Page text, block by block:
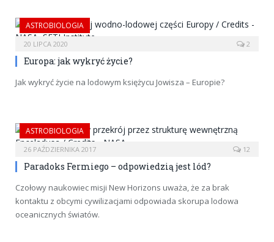
ASTROBIOLOGIA
20 LIPCA 2020 2
Europa: jak wykryć życie?
Jak wykryć życie na lodowym księżycu Jowisza – Europie?
ASTROBIOLOGIA
26 PAŹDZIERNIKA 2017 12
Paradoks Fermiego – odpowiedzią jest lód?
Czołowy naukowiec misji New Horizons uważa, że za brak
kontaktu z obcymi cywilizacjami odpowiada skorupa lodowa
oceanicznych światów.